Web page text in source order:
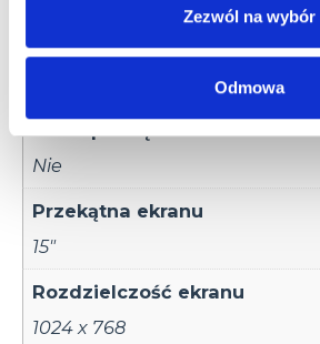
Zezwól na wybór
Odmowa
Pamięć Flash
Nie
Przekątna ekranu
15"
Rozdzielczość ekranu
1024 x 768